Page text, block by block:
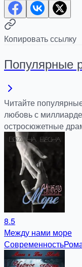
Копировать ссылку
Популярные
Читайте
любовь с
остросюжетные
8.5
Между нами море
Современность